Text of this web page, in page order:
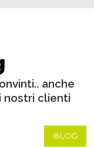
anche
nostri clienti
BLOG